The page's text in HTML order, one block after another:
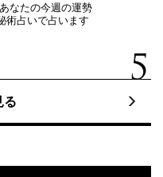
なたの今週の運勢
術占いで占います
る